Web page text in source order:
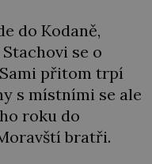
do Kodaně,
se o
přitom trpí
s místními se ale
roku do
bratři.